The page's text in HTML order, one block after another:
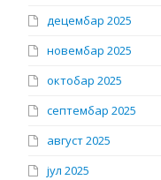
децембар 2025
новембар 2025
октобар 2025
септембар 2025
август 2025
јул 2025